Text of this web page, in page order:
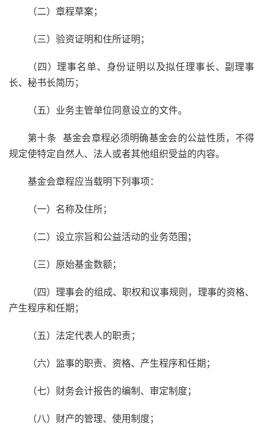
（二）章程草案；
（三）验资证明和住所证明；
（四）理事名单、身份证明以及拟任理事长、副理事
长、秘书长简历；
（五）业务主管单位同意设立的文件。
第十条 基金会章程必须明确基金会的公益性质，不得
规定使特定自然人、法人或者其他组织受益的内容。
基金会章程应当载明下列事项：
（一）名称及住所；
（二）设立宗旨和公益活动的业务范围；
（三）原始基金数额；
（四）理事会的组成、职权和议事规则，理事的资格、
产生程序和任期；
（五）法定代表人的职责；
（六）监事的职责、资格、产生程序和任期；
（七）财务会计报告的编制、审定制度；
（八）财产的管理、使用制度；